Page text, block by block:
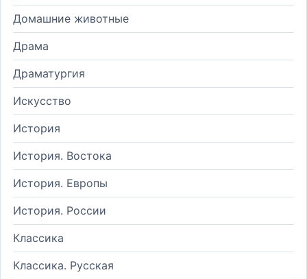
Домашние животные
Драма
Драматургия
Искусство
История
История. Востока
История. Европы
История. России
Классика
Классика. Русская